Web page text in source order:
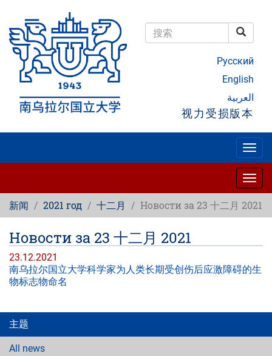
到
主
搜索
Русский
English
العربية
视力受损版本
新闻 2021 год 十二月 Новости за 23 十二月 2021
Новости за 23 十二月 2021
23.12.2021
南乌拉尔国立大学科学家为人类长期受创伤后应激障碍的生
物标志物命名
主题
All news